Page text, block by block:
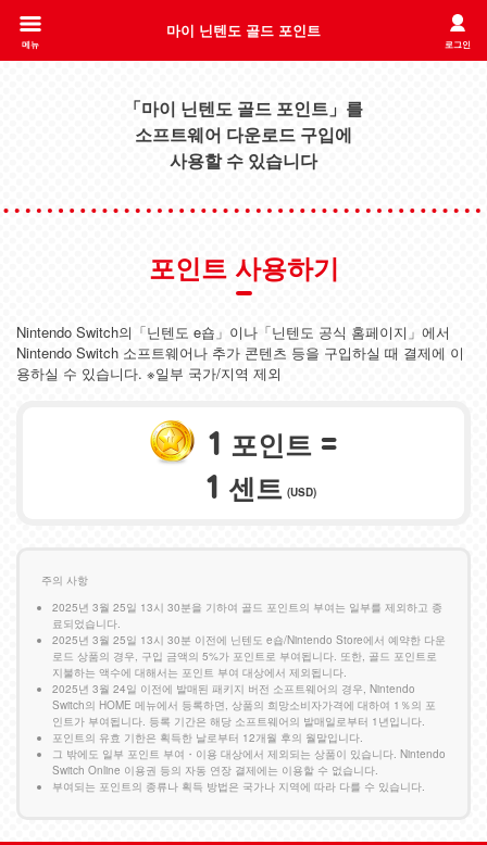
마이 닌텐도 골드 포인트
메뉴 로그인
「마이 닌텐도 골드 포인트」를
소프트웨어 다운로드 구입에
사용할 수 있습니다
포인트 사용하기
Nintendo Switch의「닌텐도 e숍」이나「닌텐도 공식 홈페이지」에서
Nintendo Switch 소프트웨어나 추가 콘텐츠 등을 구입하실 때 결제에 이
용하실 수 있습니다. ※일부 국가/지역 제외
1 포인트 =
1 센트 (USD)
주의 사항
2025년 3월 25일 13시 30분을 기하여 골드 포인트의 부여는 일부를 제외하고 종
료되었습니다.
2025년 3월 25일 13시 30분 이전에 닌텐도 e숍/Nintendo Store에서 예약한 다운
로드 상품의 경우, 구입 금액의 5%가 포인트로 부여됩니다. 또한, 골드 포인트로
지불하는 액수에 대해서는 포인트 부여 대상에서 제외됩니다.
2025년 3월 24일 이전에 발매된 패키지 버전 소프트웨어의 경우, Nintendo
Switch의 HOME 메뉴에서 등록하면, 상품의 희망소비자가격에 대하여 1％의 포
인트가 부여됩니다. 등록 기간은 해당 소프트웨어의 발매일로부터 1년입니다.
포인트의 유효 기한은 획득한 날로부터 12개월 후의 월말입니다.
그 밖에도 일부 포인트 부여・이용 대상에서 제외되는 상품이 있습니다. Nintendo
Switch Online 이용권 등의 자동 연장 결제에는 이용할 수 없습니다.
부여되는 포인트의 종류나 획득 방법은 국가나 지역에 따라 다를 수 있습니다.